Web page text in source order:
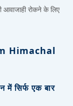
रोकने के लिए
Himachal
में सिर्फ एक बार